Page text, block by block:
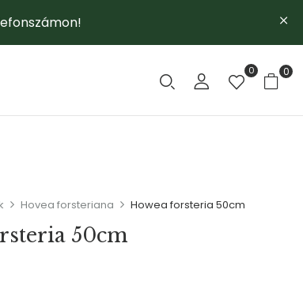
0 0
Hovea forsteriana Howea forsteria 50cm
50cm